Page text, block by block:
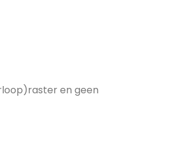
en geen